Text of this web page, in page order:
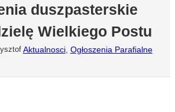
duszpasterskie
Wielkiego Postu
Aktualnosci, Ogłoszenia Parafialne